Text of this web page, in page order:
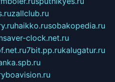
zallclub.ru
haikko.rusobakopedia.ru
clock.net.ru
7bit.pp.rukalugatur.ru